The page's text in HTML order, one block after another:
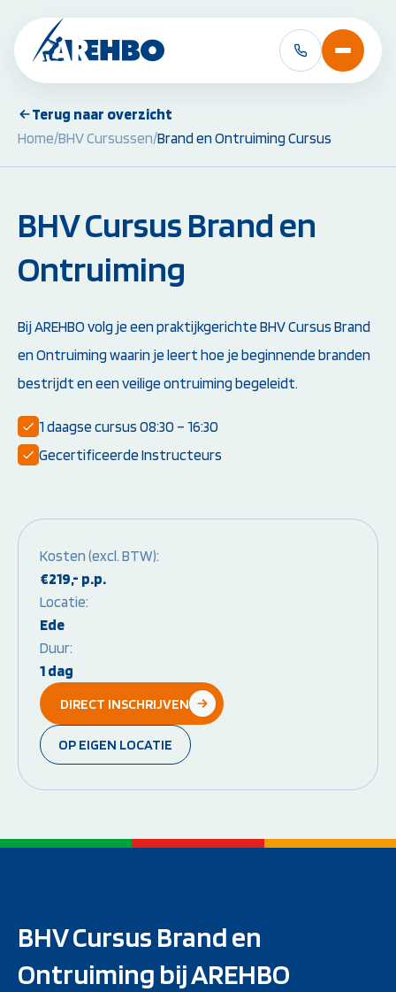
BHV Cursussen &
BHV Brand en Ontruiming
Alle BHV Cursussen
EHBO Cursussen
EHBO bij baby's en
Instructeur worden:
Opleiding EHBO-instructeur
Herhalingscursus PBLS- en
BLS-instructeur
Bekijk alle
instructeursopleidingen
Weet je niet goed welke cursus jij
nodig hebt?
Stel je vraag
Terug naar overzicht
Home/BHV Cursussen/Brand en Ontruiming Cursus
BHV Cursus Brand en
Ontruiming
Bij AREHBO volg je een praktijkgerichte BHV Cursus Brand
en Ontruiming waarin je leert hoe je beginnende branden
bestrijdt en een veilige ontruiming begeleidt.
1 daagse cursus 08:30 – 16:30
Gecertificeerde Instructeurs
Kosten (excl. BTW):
€219,- p.p.
Locatie:
Ede
Duur:
1 dag
DIRECT INSCHRIJVEN
OP EIGEN LOCATIE
BHV Cursus Brand en
Ontruiming bij AREHBO